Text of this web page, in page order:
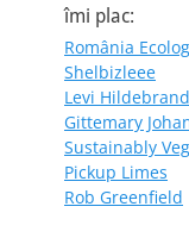
îmi plac:
România
Shelbizleee
Levi Hildebrand
Gittemary
Sustainably
Pickup Limes
Rob Greenfield